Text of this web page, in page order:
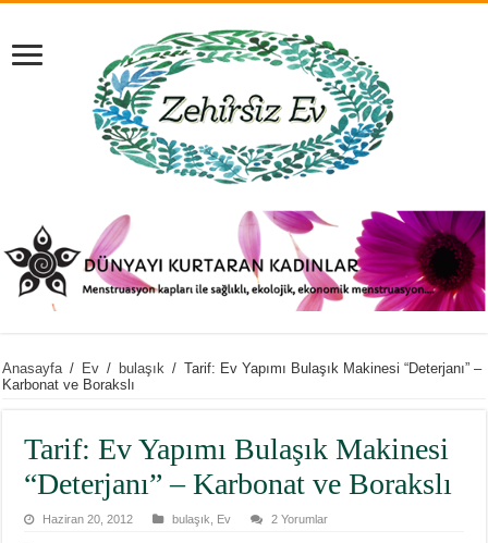
Anasayfa / Ev / bulaşık / Tarif: Ev Yapımı Bulaşık Makinesi “Deterjanı” –
Karbonat ve Borakslı
Tarif: Ev Yapımı Bulaşık Makinesi
“Deterjanı” – Karbonat ve Borakslı
Haziran 20, 2012 bulaşık Ev 2 Yorumlar